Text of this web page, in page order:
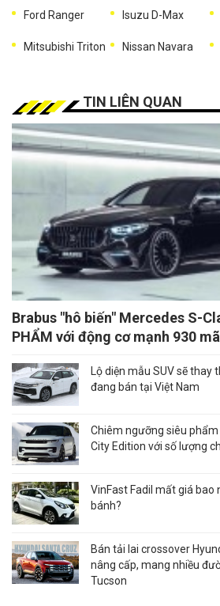
Ford Ranger Isuzu D-Max
Mitsubishi Triton Nissan Navara
TIN LIÊN QUAN
Brabus "hô biến" Mercedes S-
PHẨM với động cơ mạnh 930
Lộ diện mẫu SUV sẽ thay
đang bán tại Việt Nam
Chiêm ngưỡng siêu
City Edition với số lượng
VinFast Fadil mất giá bao
bánh?
Bán tải lai crossover
nâng cấp, mang nhiều
Tucson